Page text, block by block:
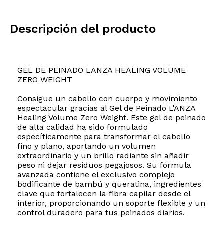
Descripción del producto
GEL DE PEINADO LANZA HEALING VOLUME
ZERO WEIGHT
Consigue un cabello con cuerpo y movimiento
espectacular gracias al Gel de Peinado L'ANZA
Healing Volume Zero Weight. Este gel de peinado
de alta calidad ha sido formulado
específicamente para transformar el cabello
fino y plano, aportando un volumen
extraordinario y un brillo radiante sin añadir
peso ni dejar residuos pegajosos. Su fórmula
avanzada contiene el exclusivo complejo
bodificante de bambú y queratina, ingredientes
clave que fortalecen la fibra capilar desde el
interior, proporcionando un soporte flexible y un
control duradero para tus peinados diarios.